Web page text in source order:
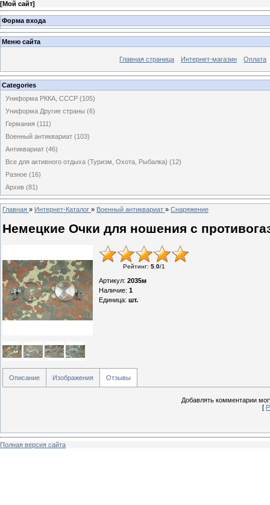
[Мой сайт]
Форма входа
Меню сайта
Главная страница Интернет-магазин Оплата
Categories
Униформа РККА, СССР (105)
Униформа Другие страны (6)
Германия (111)
Военный антиквариат (103)
Антиквариат (46)
Все для активного отдыха (Туризм, Охота, Рыбалка) (12)
Разное (16)
Архив (81)
Главная » Интернет-Каталог » Военный антиквариат » Снаряжение
Немецкие Очки для ношения с
Рейтинг: 5.0/1
Артикул: 2035м
Наличие: 1
Единица: шт.
Описание Изображения Отзывы
Добавлять комментарии
[
Полная версия сайта